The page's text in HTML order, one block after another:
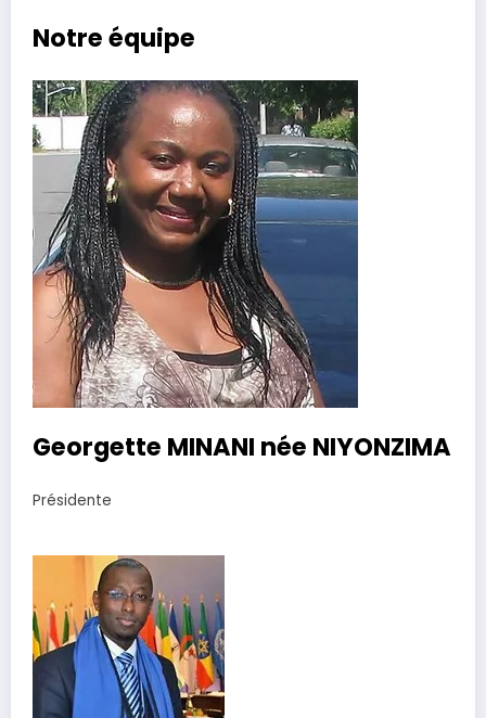
Notre équipe
Georgette MINANI née NIYONZIMA
Présidente